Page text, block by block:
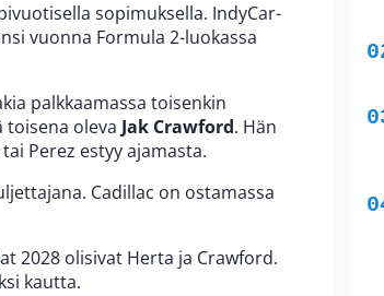
sopimuksella. IndyCar-
vuonna Formula 2-luokassa
palkkaamassa toisenkin
toisena oleva Jak Crawford. Hän
Perez estyy ajamasta.
Cadillac on ostamassa
2028 olisivat Herta ja Crawford.
kautta.